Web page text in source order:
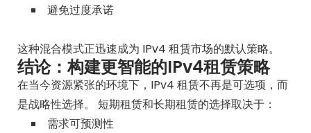
避免过度承诺
这种混合模式正迅速成为 IPv4 租赁市场的默认策略。
结论：构建更智能的IPv4租赁策略
在当今资源紧张的环境下，IPv4 租赁不再是可选项，而
是战略性选择。 短期租赁和长期租赁的选择取决于：
需求可预测性